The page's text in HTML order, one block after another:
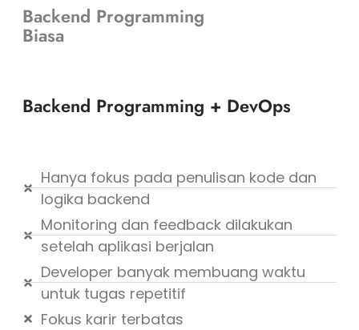
Dapat Keduanya!
besar yaitu, Backend Programming dan DevOps!
Backend Programming
Biasa
Backend Programming + DevOps
Hanya fokus pada penulisan kode dan
logika backend
Monitoring dan feedback dilakukan
setelah aplikasi berjalan
Developer banyak membuang waktu
untuk tugas repetitif
Fokus karir terbatas